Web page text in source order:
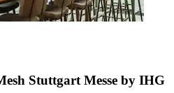
Stuttgart Messe by IHG